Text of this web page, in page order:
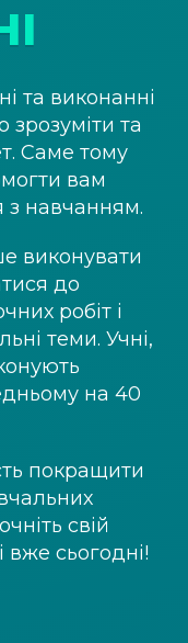
та виконанні
зрозуміти та
Саме тому
вам
з навчанням.
виконувати
до
робіт і
теми. Учні,
на 40
покращити
свій
вже сьогодні!